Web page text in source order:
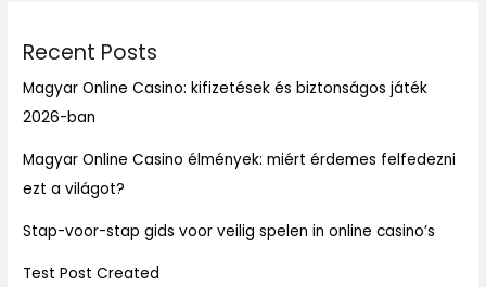
Recent Posts
Magyar Online Casino: kifizetések és biztonságos játék
2026-ban
Magyar Online Casino élmények: miért érdemes felfedezni
ezt a világot?
Stap-voor-stap gids voor veilig spelen in online casino’s
Test Post Created